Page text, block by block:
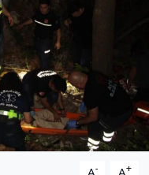
- +